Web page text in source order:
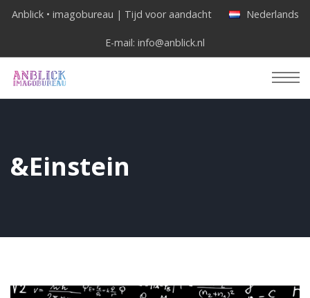
Anblick • imagobureau | Tijd voor aandacht Nederlands
E-mail: info@anblick.nl
&Einstein